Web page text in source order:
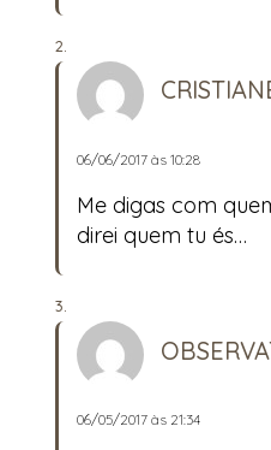
06/06/2017 às 10:28
Me digas com
direi quem tu és…
06/05/2017 às 21:34